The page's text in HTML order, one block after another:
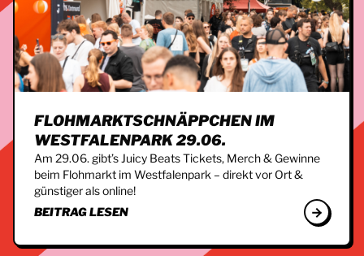
FLOHMARKTSCHNÄPPCHEN IM
WESTFALENPARK 29.06.
Am 29.06. gibt’s Juicy Beats Tickets, Merch & Gewinne
beim Flohmarkt im Westfalenpark – direkt vor Ort &
günstiger als online!
BEITRAG LESEN